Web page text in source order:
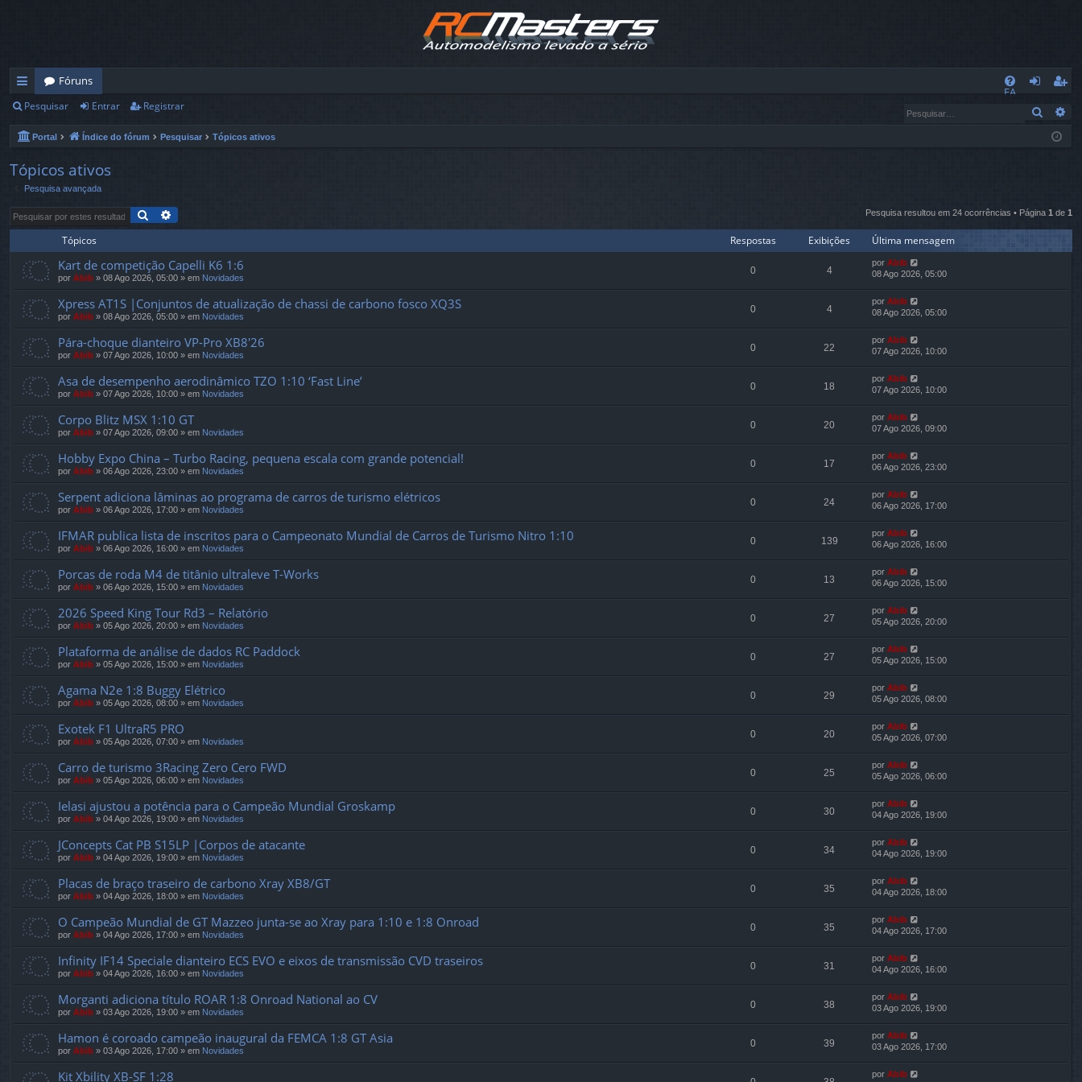
in
ks
d
Fóruns
FA
nt
eg
ist
Pesquisar Entrar Registrar
Portal Índice do fórum Pesquisar Tópicos ativos
Tópicos ativos
Pesquisa avançada
Pesquisar Pesquisa resultou em 24 ocorrências • Página 1 de 1
Tópicos Respostas Exibições Última mensagem
Kart de competição Capelli K6 1:6
por Abib » 08 Ago 2026, 05:00 » em Novidades
0 4
por Abib
08 Ago 2026, 05:00
Xpress AT1S |Conjuntos de atualização de chassi de carbono fosco XQ3S
por Abib » 08 Ago 2026, 05:00 » em Novidades
0 4
por Abib
08 Ago 2026, 05:00
Pára-choque dianteiro VP-Pro XB8'26
por Abib » 07 Ago 2026, 10:00 » em Novidades
0 22
por Abib
07 Ago 2026, 10:00
Asa de desempenho aerodinâmico TZO 1:10 ‘Fast Line’
por Abib » 07 Ago 2026, 10:00 » em Novidades
0 18
por Abib
07 Ago 2026, 10:00
Corpo Blitz MSX 1:10 GT
por Abib » 07 Ago 2026, 09:00 » em Novidades
0 20
por Abib
07 Ago 2026, 09:00
Hobby Expo China – Turbo Racing, pequena escala com grande potencial!
por Abib » 06 Ago 2026, 23:00 » em Novidades
0 17
por Abib
06 Ago 2026, 23:00
Serpent adiciona lâminas ao programa de carros de turismo elétricos
por Abib » 06 Ago 2026, 17:00 » em Novidades
0 24
por Abib
06 Ago 2026, 17:00
IFMAR publica lista de inscritos para o Campeonato Mundial de Carros de Turismo Nitro 1:10
por Abib » 06 Ago 2026, 16:00 » em Novidades
0 139
por Abib
06 Ago 2026, 16:00
Porcas de roda M4 de titânio ultraleve T-Works
por Abib » 06 Ago 2026, 15:00 » em Novidades
0 13
por Abib
06 Ago 2026, 15:00
2026 Speed ​​King Tour Rd3 – Relatório
por Abib » 05 Ago 2026, 20:00 » em Novidades
0 27
por Abib
05 Ago 2026, 20:00
Plataforma de análise de dados RC Paddock
por Abib » 05 Ago 2026, 15:00 » em Novidades
0 27
por Abib
05 Ago 2026, 15:00
Agama N2e 1:8 Buggy Elétrico
por Abib » 05 Ago 2026, 08:00 » em Novidades
0 29
por Abib
05 Ago 2026, 08:00
Exotek F1 UltraR5 PRO
por Abib » 05 Ago 2026, 07:00 » em Novidades
0 20
por Abib
05 Ago 2026, 07:00
Carro de turismo 3Racing Zero Cero FWD
por Abib » 05 Ago 2026, 06:00 » em Novidades
0 25
por Abib
05 Ago 2026, 06:00
Ielasi ajustou a potência para o Campeão Mundial Groskamp
por Abib » 04 Ago 2026, 19:00 » em Novidades
0 30
por Abib
04 Ago 2026, 19:00
JConcepts Cat PB S15LP |Corpos de atacante
por Abib » 04 Ago 2026, 19:00 » em Novidades
0 34
por Abib
04 Ago 2026, 19:00
Placas de braço traseiro de carbono Xray XB8/GT
por Abib » 04 Ago 2026, 18:00 » em Novidades
0 35
por Abib
04 Ago 2026, 18:00
O Campeão Mundial de GT Mazzeo junta-se ao Xray para 1:10 e 1:8 Onroad
por Abib » 04 Ago 2026, 17:00 » em Novidades
0 35
por Abib
04 Ago 2026, 17:00
Infinity IF14 Speciale dianteiro ECS EVO e eixos de transmissão CVD traseiros
por Abib » 04 Ago 2026, 16:00 » em Novidades
0 31
por Abib
04 Ago 2026, 16:00
Morganti adiciona título ROAR 1:8 Onroad National ao CV
por Abib » 03 Ago 2026, 19:00 » em Novidades
0 38
por Abib
03 Ago 2026, 19:00
Hamon é coroado campeão inaugural da FEMCA 1:8 GT Asia
por Abib » 03 Ago 2026, 17:00 » em Novidades
0 39
por Abib
03 Ago 2026, 17:00
Kit Xbility XB-SF 1:28 por Abib